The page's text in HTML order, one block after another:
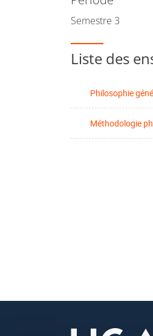
Semestre 3
Liste des
Philosophie
Méthodologie